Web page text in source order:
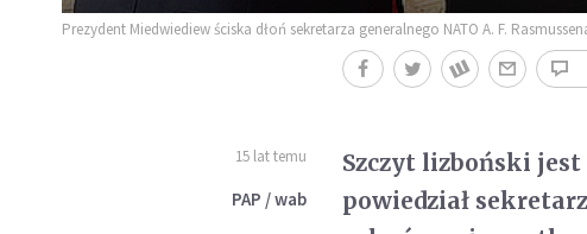
Prezydent Miedwiediew ściska dłoń sekretarza generalnego NATO A. F.
15 lat temu
PAP / wab
Szczyt lizboński
powiedział